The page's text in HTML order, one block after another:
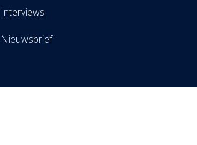
Interviews
Nieuwsbrief